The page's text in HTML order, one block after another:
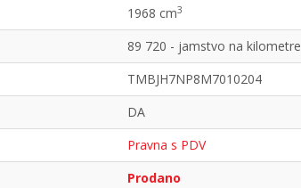
1968 cm3
89 720 - jamstvo na kilometre
TMBJH7NP8M7010204
DA
Pravna s PDV
Prodano